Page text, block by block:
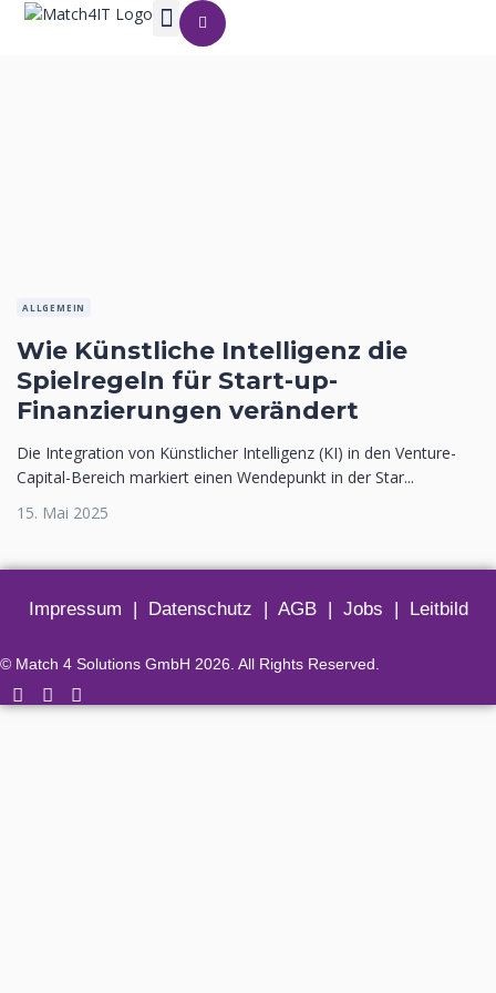
ALLGEMEIN
Wie Künstliche Intelligenz die
Spielregeln für Start-up-
Finanzierungen verändert
Die Integration von Künstlicher Intelligenz (KI) in den Venture-
Capital-Bereich markiert einen Wendepunkt in der Star...
15. Mai 2025
Impressum | Datenschutz | AGB| Jobs | Leitbild
© Match 4 Solutions GmbH 2026. All Rights Reserved.